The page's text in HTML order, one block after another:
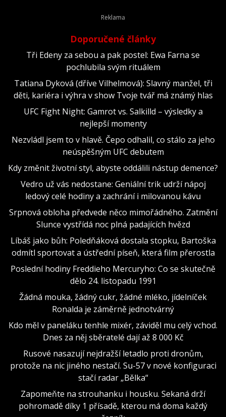
Doporučené články
Tři Edeny za sebou a pak postel: Ewa Farna se
pochlubila svým rituálem
Tatiana Dyková (dříve Vilhelmová): Slavný manžel, tři
děti, kariéra i výhra v show Tvoje tvář má známý hlas
UFC Fight Night: Gamrot vs. Salkilld – výsledky a
nejlepší momenty
Nezvládl jsem to v hlavě. Čepo odhalil, co stálo za jeho
neúspěšným UFC debutem
Kdy změnit životní styl, abyste oddálili nástup demence?
Vedro už vás nedostane: Geniální trik udrží nápoj
ledový celé hodiny a zachrání i milovanou kávu
Srpnová obloha předvede něco mimořádného. Zatmění
Slunce vystřídá noc plná padajících hvězd
Líbáš jako bůh: Poledňáková dostala stopku, Bartoška
odmítl sportovat a ústřední píseň, která film přerostla
Poslední hodiny Freddieho Mercuryho: Co se skutečně
dělo 24. listopadu 1991
Žádná mouka, žádný cukr, žádné mléko, jídelníček
Ronalda je záměrně jednotvárný
Kdo měl v paneláku tenhle mixér, záviděl mu celý vchod.
Dnes za něj sběratelé dají až 8 000 Kč
Rusové nasazují nejdražší letadlo proti dronům,
protože na nic jiného nestačí. Su-57 v nové konfiguraci
stačí radar „Bělka“
Zapomeňte na strouhanku i housku. Sekaná drží
pohromadě díky 1 přísadě, kterou má doma každý